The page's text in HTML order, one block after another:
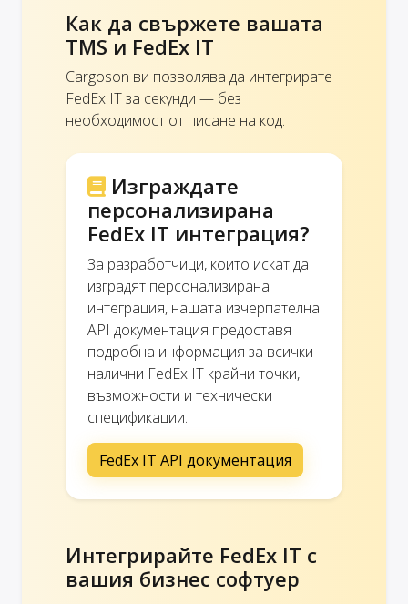
Как да свържете вашата
TMS и FedEx IT
Cargoson ви позволява да интегрирате
FedEx IT за секунди — без
необходимост от писане на код.
Изграждате
персонализирана
FedEx IT интеграция?
За разработчици, които искат да
изградят персонализирана
интеграция, нашата изчерпателна
API документация предоставя
подробна информация за всички
налични FedEx IT крайни точки,
възможности и технически
спецификации.
FedEx IT API документация
Интегрирайте FedEx IT с
вашия бизнес софтуер